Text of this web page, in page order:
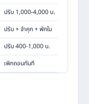
ปรับ 1,000-4,000 บ.
ปรับ + จำคุก + พักใบ
ปรับ 400-1,000 บ.
เพิกถอนทันที